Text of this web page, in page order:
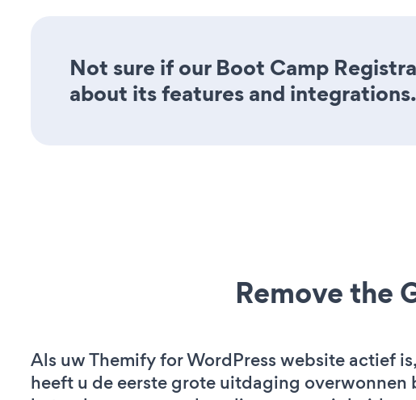
Not sure if our Boot Camp
about its features and integrations.
Remove the
Als uw Themify for WordPress website actief is,
heeft u de eerste grote uitdaging overwonnen